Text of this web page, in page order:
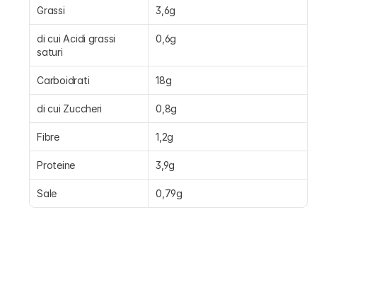
Grassi 3,6g
di cui Acidi grassi
saturi
0,6g
Carboidrati 18g
di cui Zuccheri 0,8g
Fibre 1,2g
Proteine 3,9g
Sale 0,79g